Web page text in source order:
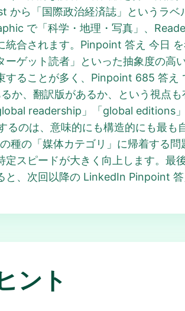
から「国際政治経済誌」というラ
で「科学・地理・写真」、
合されます。Pinpoint 答え 今日
ーゲット読者」といった抽象度の
することが多く、Pinpoint 685 答
か、翻訳版があるか、という視点
readership」「global editions
のは、意味的にも構造的にも最も
種の「媒体カテゴリ」に帰着する
スピードが大きく向上します。
、次回以降の LinkedIn Pinpoint 答
ント